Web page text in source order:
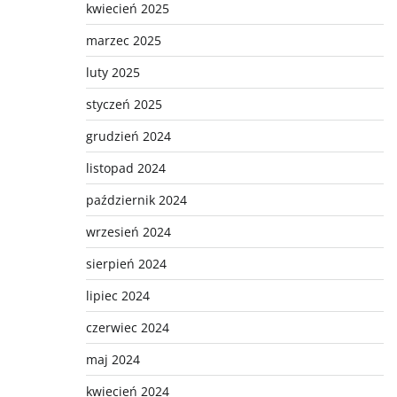
kwiecień 2025
marzec 2025
luty 2025
styczeń 2025
grudzień 2024
listopad 2024
październik 2024
wrzesień 2024
sierpień 2024
lipiec 2024
czerwiec 2024
maj 2024
kwiecień 2024